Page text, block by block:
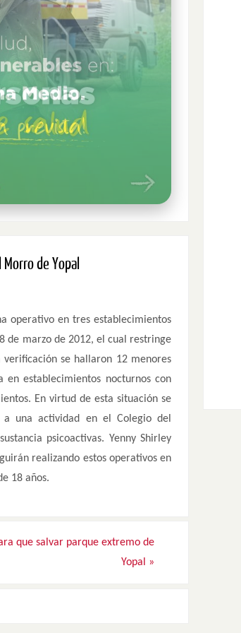
de Yopal
operativo en tres establecimientos
de marzo de 2012, el cual restringe
verificación se hallaron 12 menores
establecimientos nocturnos con
En virtud de esta situación se
una actividad en el Colegio del
psicoactivas. Yenny Shirley
realizando estos operativos en
18 años.
que salvar parque extremo de
Yopal
»